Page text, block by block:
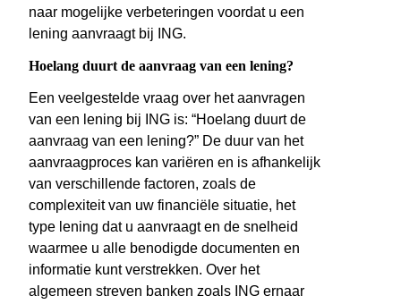
naar mogelijke verbeteringen voordat u een
lening aanvraagt bij ING.
Hoelang duurt de aanvraag van een lening?
Een veelgestelde vraag over het aanvragen
van een lening bij ING is: “Hoelang duurt de
aanvraag van een lening?” De duur van het
aanvraagproces kan variëren en is afhankelijk
van verschillende factoren, zoals de
complexiteit van uw financiële situatie, het
type lening dat u aanvraagt en de snelheid
waarmee u alle benodigde documenten en
informatie kunt verstrekken. Over het
algemeen streven banken zoals ING ernaar